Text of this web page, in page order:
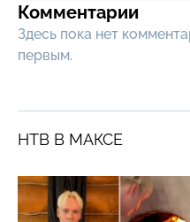
Комментарии
Здесь пока нет
первым.
НТВ В МАКСЕ